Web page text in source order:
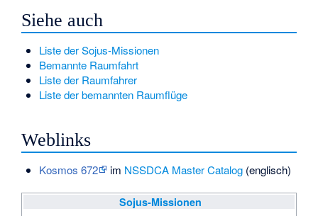
Siehe auch
Liste der Sojus-Missionen
Bemannte Raumfahrt
Liste der Raumfahrer
Liste der bemannten Raumflüge
Weblinks
Kosmos 672 im NSSDCA Master Catalog(englisch)
Sojus-Missionen